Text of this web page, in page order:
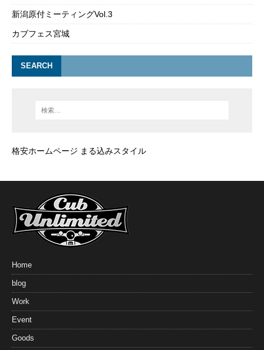
新潟原付ミーティングVol.3
カブフェス宮城
SEARCH
格安ホームページ まる込みスタイル
Home
blog
Work
Event
Goods